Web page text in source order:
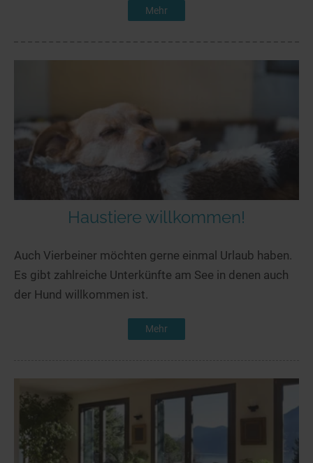
Mehr
Haustiere willkommen!
Auch Vierbeiner möchten gerne einmal Urlaub haben.
Es gibt zahlreiche Unterkünfte am See in denen auch
der Hund willkommen ist.
Mehr